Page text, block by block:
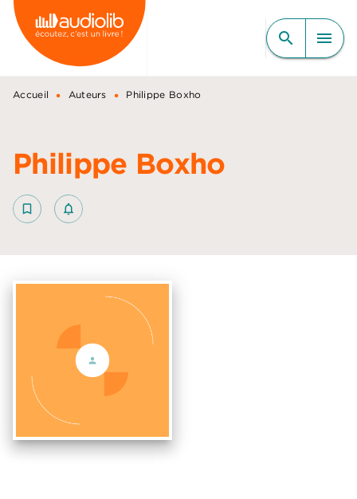
MENU RECHERCHE
CONTENU
PIED DE PAGE
search menu
Accueil • Auteurs • Philippe Boxho
Philippe Boxho
bookmark_border notifications_none_outlined